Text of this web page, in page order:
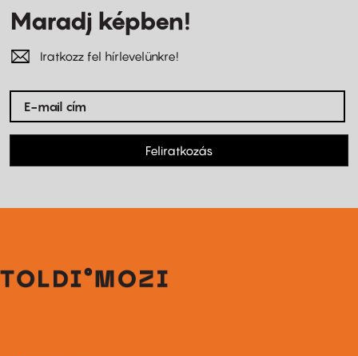
Maradj képben!
Iratkozz fel hírlevelünkre!
Feliratkozás